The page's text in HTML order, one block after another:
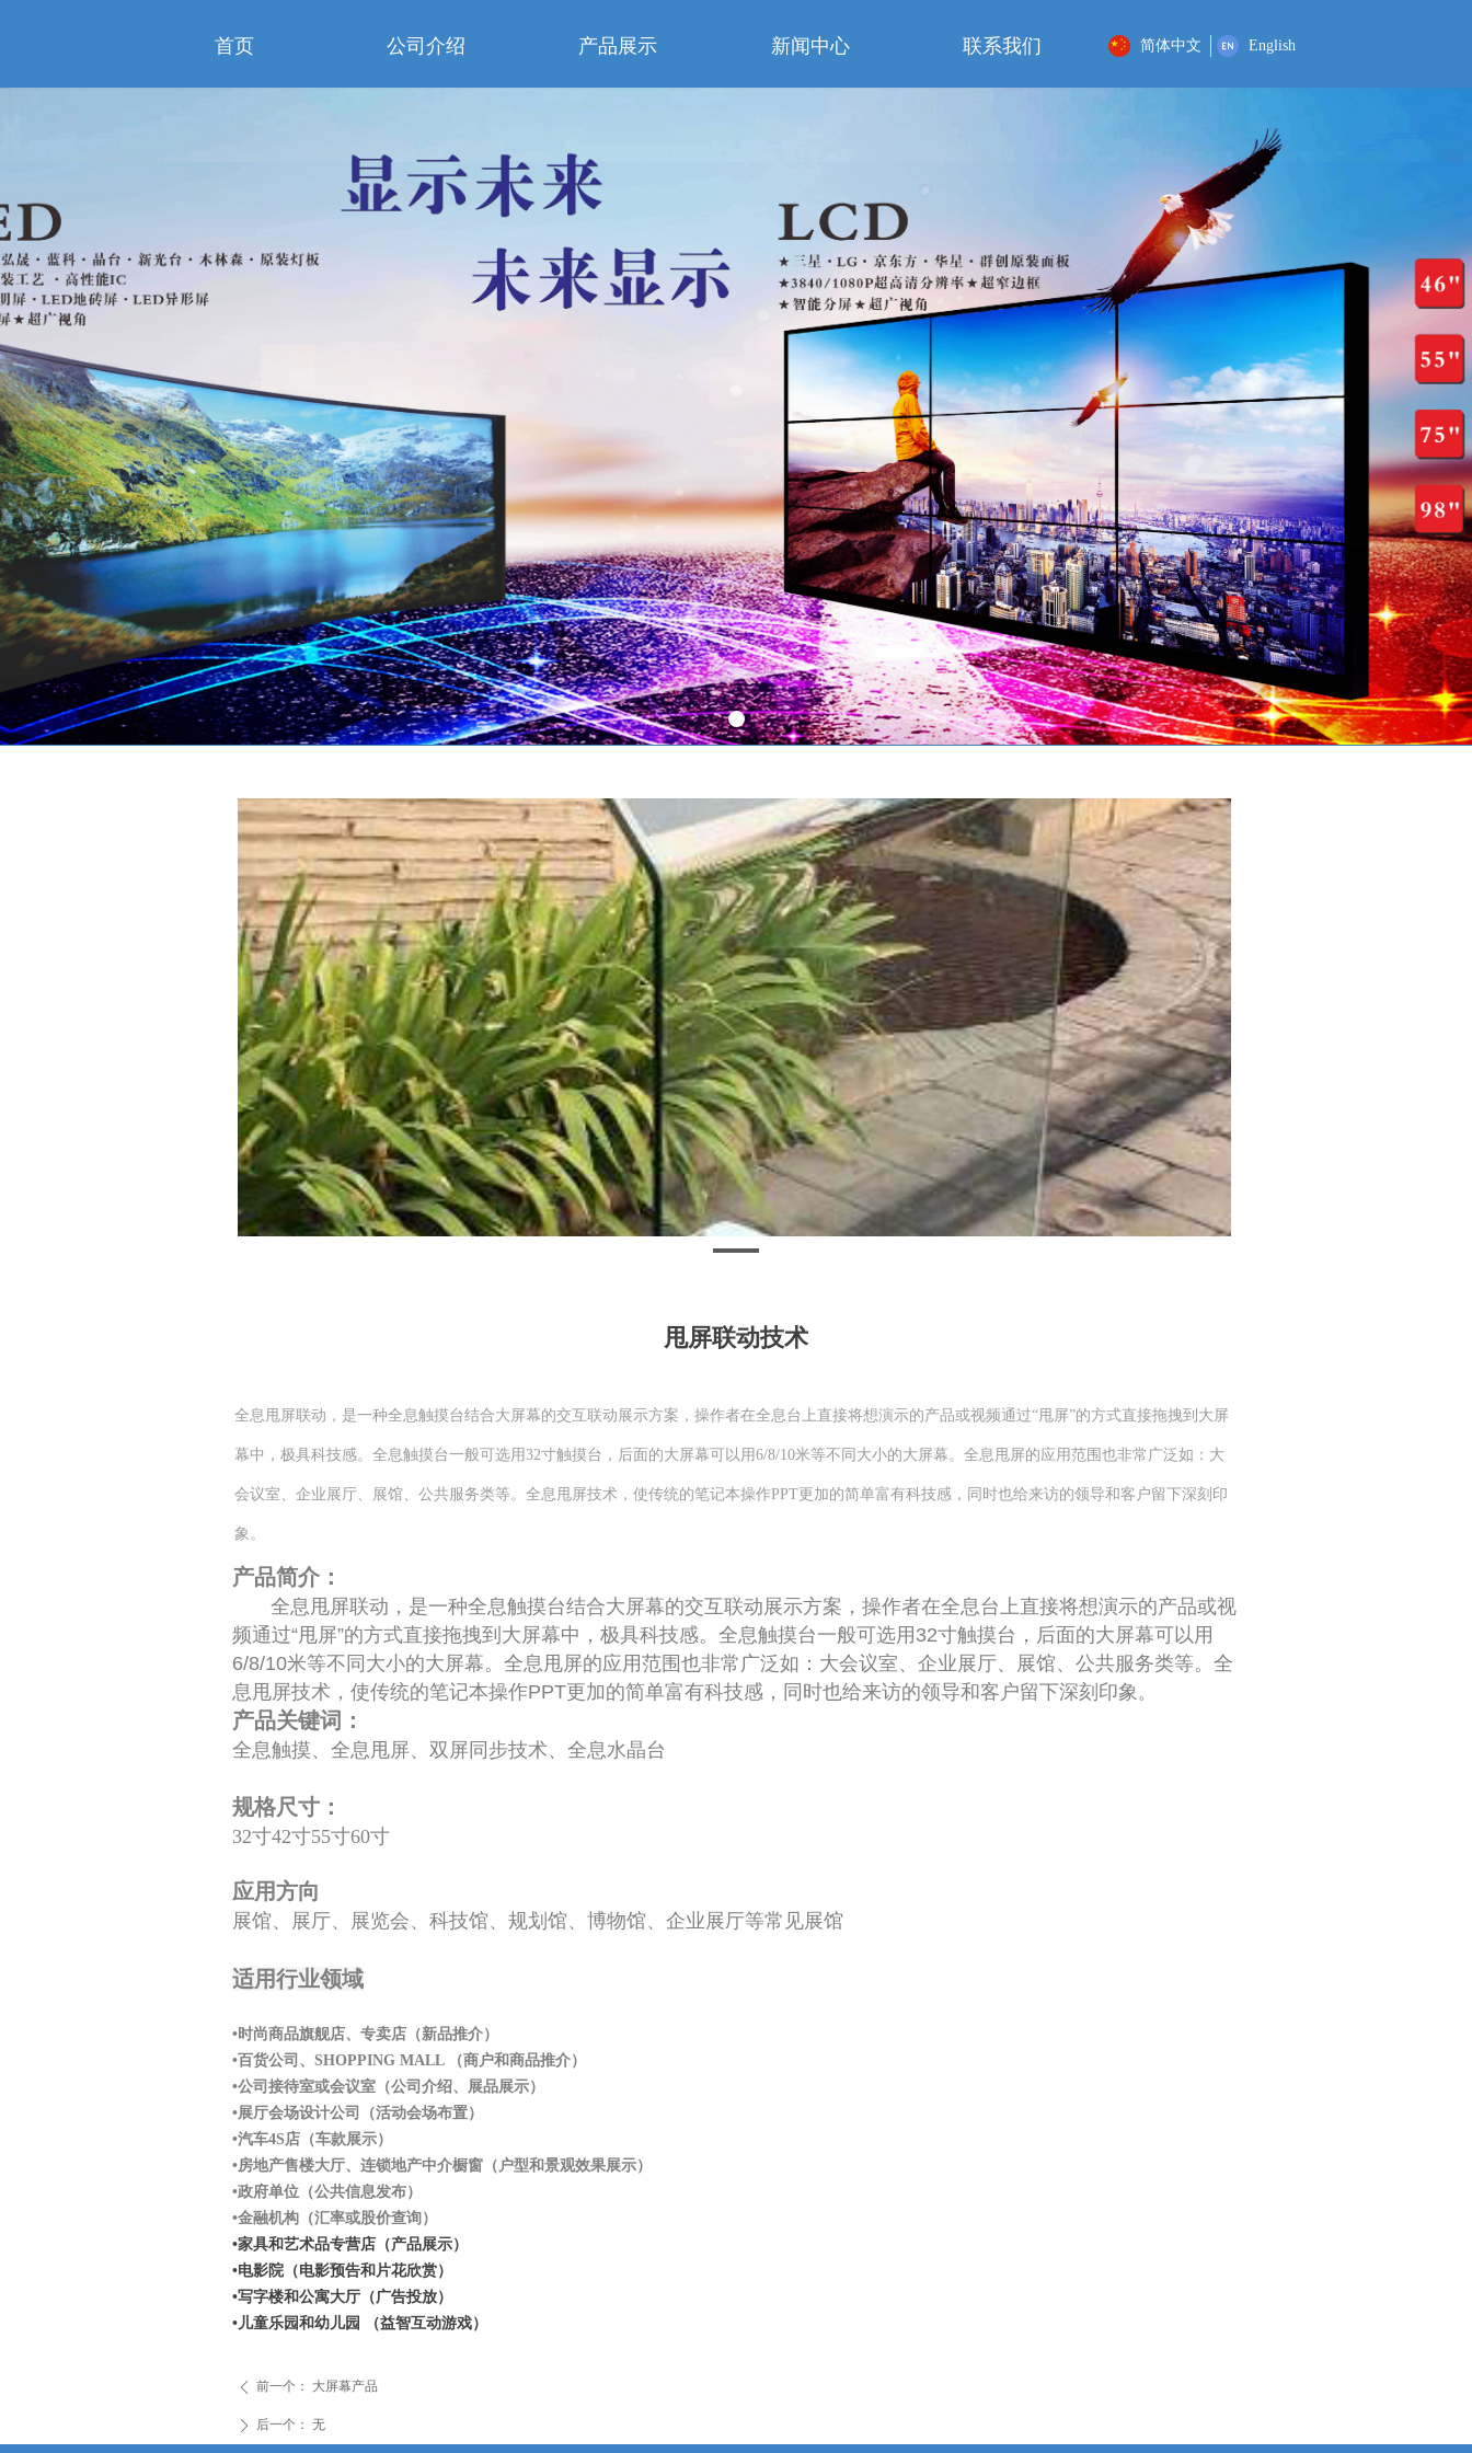
首页 公司介绍 产品展示 新闻中心 联系我们 简体中文 English
甩屏联动技术
全息甩屏联动，是一种全息触摸台结合大屏幕的交互联动展示方案，操作者在全息台上直接将想演示的产品或视频通过“甩屏”的方式直接拖拽到大屏
幕中，极具科技感。全息触摸台一般可选用32寸触摸台，后面的大屏幕可以用6/8/10米等不同大小的大屏幕。全息甩屏的应用范围也非常广泛如：大
会议室、企业展厅、展馆、公共服务类等。全息甩屏技术，使传统的笔记本操作PPT更加的简单富有科技感，同时也给来访的领导和客户留下深刻印
象。
ꄴ 前一个： 大屏幕产品
ꄲ 后一个： 无
产品简介：
全息甩屏联动，是一种全息触摸台结合大屏幕的交互联动展示方案，操作者在全息台上直接将想演示的产品或视
频通过“甩屏”的方式直接拖拽到大屏幕中，极具科技感。全息触摸台一般可选用32寸触摸台，后面的大屏幕可以用
6/8/10米等不同大小的大屏幕。全息甩屏的应用范围也非常广泛如：大会议室、企业展厅、展馆、公共服务类等。全
息甩屏技术，使传统的笔记本操作PPT更加的简单富有科技感，同时也给来访的领导和客户留下深刻印象。
产品关键词：
全息触摸、全息甩屏、双屏同步技术、全息水晶台
规格尺寸：
32寸42寸55寸60寸
应用方向
展馆、展厅、展览会、科技馆、规划馆、博物馆、企业展厅等常见展馆
适用行业领域
•时尚商品旗舰店、专卖店（新品推介）
•百货公司、SHOPPING MALL （商户和商品推介）
•公司接待室或会议室（公司介绍、展品展示）
•展厅会场设计公司（活动会场布置）
•汽车4S店（车款展示）
•房地产售楼大厅、连锁地产中介橱窗（户型和景观效果展示）
•政府单位（公共信息发布）
•金融机构（汇率或股价查询）
•家具和艺术品专营店（产品展示）
•电影院（电影预告和片花欣赏）
•写字楼和公寓大厅（广告投放）
•儿童乐园和幼儿园 （益智互动游戏）